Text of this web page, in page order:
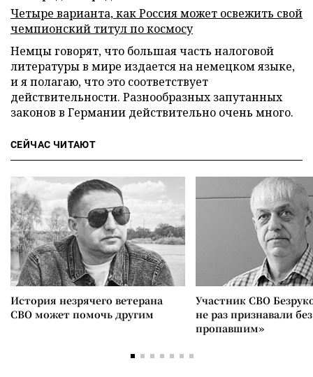
Четыре варианта, как Россия может освежить свой
чемпионский титул по космосу
Немцы говорят, что большая часть налоговой
литературы в мире издается на немецком языке,
и я полагаю, что это соответствует
действительности. Разнообразных запутанных
законов в Германии действительно очень много.
СЕЙЧАС ЧИТАЮТ
История незрячего ветерана
СВО может помочь другим
Участник СВО
не раз признавали
пропавшим»